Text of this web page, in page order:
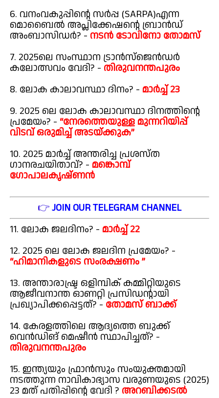
6. വനംവകുപ്പിന്റെ സർപ്പ (SARPA)എന്ന
മൊബൈൽ അപ്ലിക്കേഷന്റെ ബ്രാൻഡ്
അംബാസിഡർ? - നടൻ ടോവിനോ തോമസ്
7. 2025ലെ സംസ്ഥാന ട്രാൻസ്ജെൻഡർ
കലോത്സവം വേദി? - തിരുവനന്തപുരം
8. ലോക കാലാവസ്ഥാ ദിനം? - മാർച്ച് 23
9. 2025 ലെ ലോക കാലാവസ്ഥാ ദിനത്തിന്റെ
പ്രമേയം? - “നേരത്തെയുള്ള മുന്നറിയിപ്പ്
വിടവ് ഒരുമിച്ച് അടയ്ക്കുക”
10. 2025 മാർച്ച് അന്തരിച്ച പ്രശസ്ത
ഗാനരചയിതാവ്? - മങ്കൊമ്പ്
ഗോപാലകൃഷ്ണൻ
👉JOIN OUR TELEGRAM CHANNEL
11. ലോക ജലദിനം? - മാർച്ച് 22
12. 2025 ലെ ലോക ജലദിന പ്രമേയം? -
“ഹിമാനികളുടെ സംരക്ഷണം ”
13. അന്താരാഷ്ട്ര ഒളിമ്പിക് കമ്മിറ്റിയുടെ
ആജീവനാന്ത ഓണറ്റി പ്രസിഡന്റായി
പ്രഖ്യാപിക്കപ്പെട്ടത്? - തോമസ് ബാക്ക്
14. കേരളത്തിലെ ആദ്യത്തെ ബുക്ക്
വെൻഡിങ് മെഷീൻ സ്ഥാപിച്ചത്? -
തിരുവനന്തപുരം
15. ഇന്ത്യയും ഫ്രാൻസും സംയുക്തമായി
നടത്തുന്ന നാവികാഭ്യാസ വരുണയുടെ (2025)
23 മത് പതിപ്പിന്റെ വേദി ? അറബിക്കടൽ